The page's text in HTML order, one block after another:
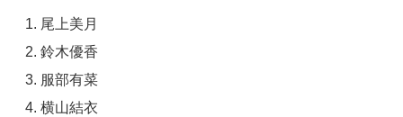
尾上美月
鈴木優香
服部有菜
横山結衣